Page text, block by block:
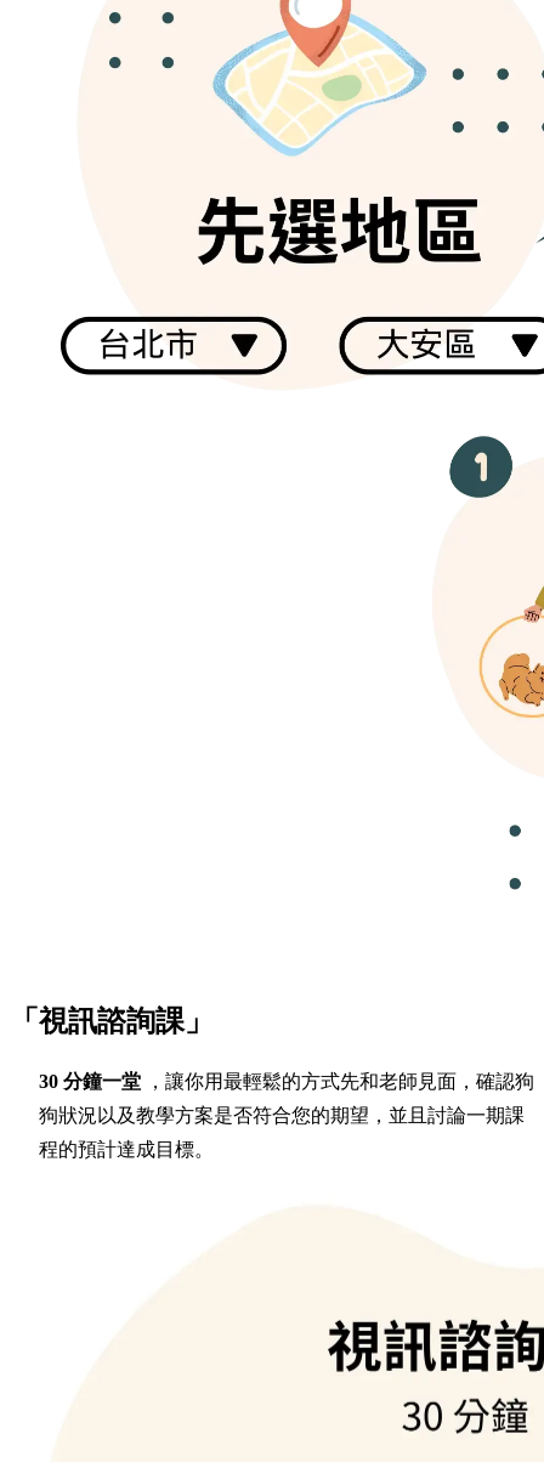
「視訊諮詢課」
30 分鐘一堂
，讓你用最輕鬆的方式先和老師見面，確認狗
狗狀況以及教學方案是否符合您的期望，並且討論一期課
程的預計達成目標。